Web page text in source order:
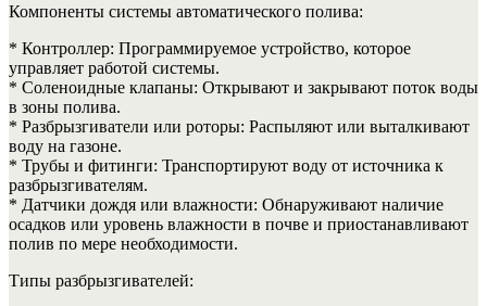
Компоненты системы автоматического полива:
* Контроллер: Программируемое устройство, которое
управляет работой системы.
* Соленоидные клапаны: Открывают и закрывают поток воды
в зоны полива.
* Разбрызгиватели или роторы: Распыляют или выталкивают
воду на газоне.
* Трубы и фитинги: Транспортируют воду от источника к
разбрызгивателям.
* Датчики дождя или влажности: Обнаруживают наличие
осадков или уровень влажности в почве и приостанавливают
полив по мере необходимости.
Типы разбрызгивателей: